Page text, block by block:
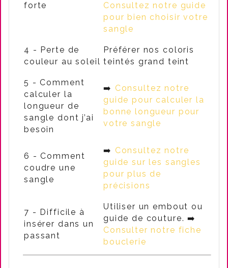
forte
Consultez notre guide
pour bien choisir votre
sangle
4 - Perte de
couleur au soleil
Préférer nos coloris
teintés grand teint
5 - Comment
calculer la
longueur de
sangle dont j’ai
besoin
➡️ Consultez notre
guide pour calculer la
bonne longueur pour
votre sangle
6 - Comment
coudre une
sangle
➡️ Consultez notre
guide sur les sangles
pour plus de
précisions
7 - Difficile à
insérer dans un
passant
Utiliser un embout ou
guide de couture. ➡️
Consulter notre fiche
bouclerie